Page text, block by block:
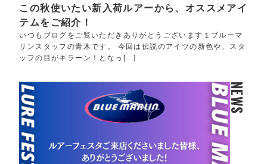
この秋使いたい新入荷ルアーから、オススメアイ
テムをご紹介！
いつもブログをご覧いただきありがとうございます１ブルーマ
リンスタッフの青木です。 今回は伝説のアイツの新色や、スタ
ッフの目がキラーン！となっ[...]
NEWS